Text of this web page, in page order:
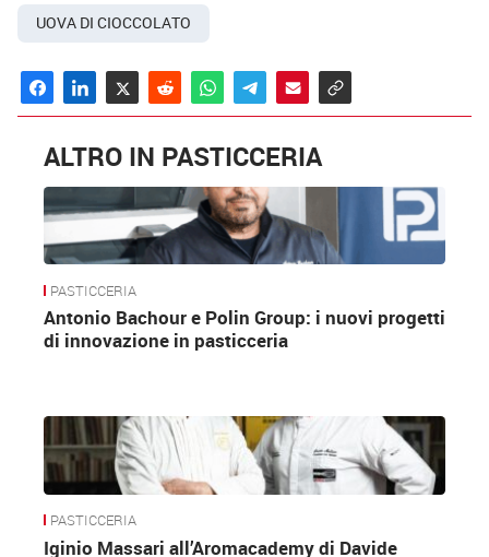
UOVA DI CIOCCOLATO
ALTRO IN PASTICCERIA
PASTICCERIA
Antonio Bachour e Polin Group: i nuovi progetti
di innovazione in pasticceria
PASTICCERIA
Iginio Massari all’Aromacademy di Davide